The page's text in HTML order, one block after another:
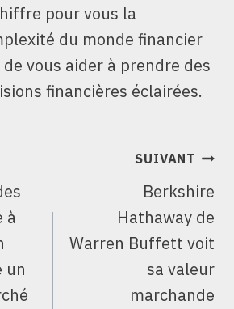
pour vous la
du monde financier
de vous aider à prendre des
financières éclairées.
à
un
SUIVANT
Berkshire
Hathaway de
Warren Buffett voit
sa valeur
marchande